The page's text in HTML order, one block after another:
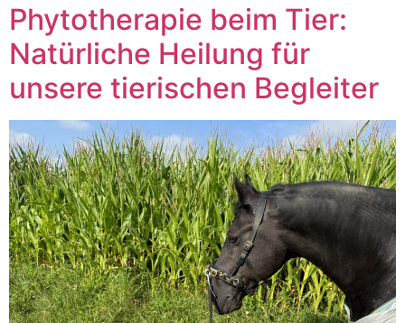
Phytotherapie beim Tier:
Natürliche Heilung für
unsere tierischen Begleiter